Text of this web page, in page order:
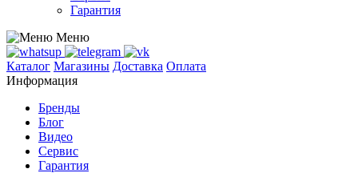
Гарантия
Меню
Каталог Магазины Доставка Оплата
Информация
Бренды
Блог
Видео
Сервис
Гарантия